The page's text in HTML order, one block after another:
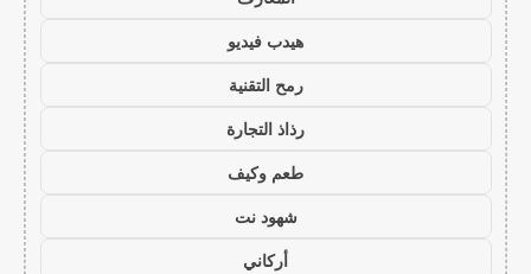
هيدب فيديو
رمح التقنية
رذاذ التجارة
طعم وكيف
شهود نت
أركاني